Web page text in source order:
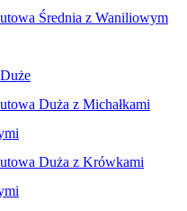
Średnia z Waniliowym
Duża z Michałkami
Duża z Krówkami